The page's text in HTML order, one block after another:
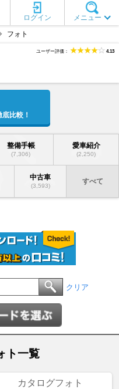
メニュー
ログイン
フォト
ユーザー評価： 4.13
比較！
整備手帳
(7,306)
愛車紹介
(2,250)
中古車
(3,593)
すべて
クリア
ト一覧
カタログフォト